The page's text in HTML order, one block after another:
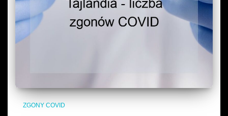
ZGONY COVID